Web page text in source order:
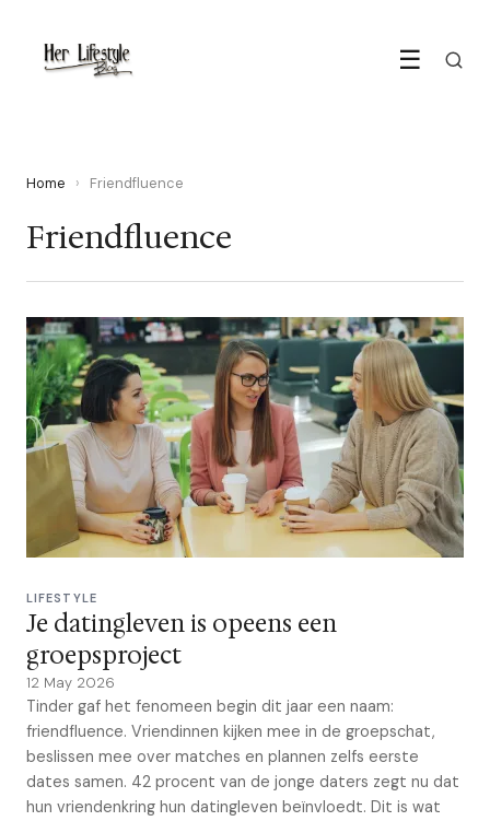
☰
Home › Friendfluence
Friendfluence
LIFESTYLE
Je datingleven is opeens een
groepsproject
12 May 2026
Tinder gaf het fenomeen begin dit jaar een naam:
friendfluence. Vriendinnen kijken mee in de groepschat,
beslissen mee over matches en plannen zelfs eerste
dates samen. 42 procent van de jonge daters zegt nu dat
hun vriendenkring hun datingleven beïnvloedt. Dit is wat